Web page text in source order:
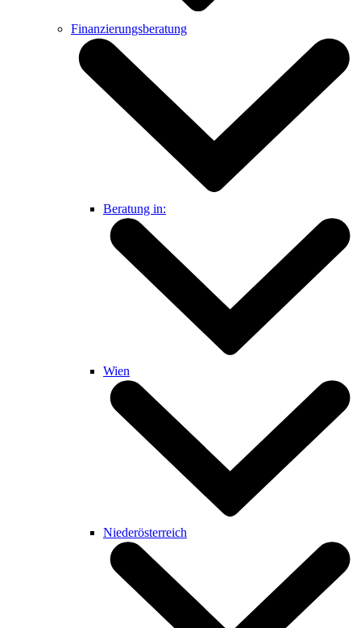
Finanzierungsberatung
Beratung in:
Wien
Niederösterreich